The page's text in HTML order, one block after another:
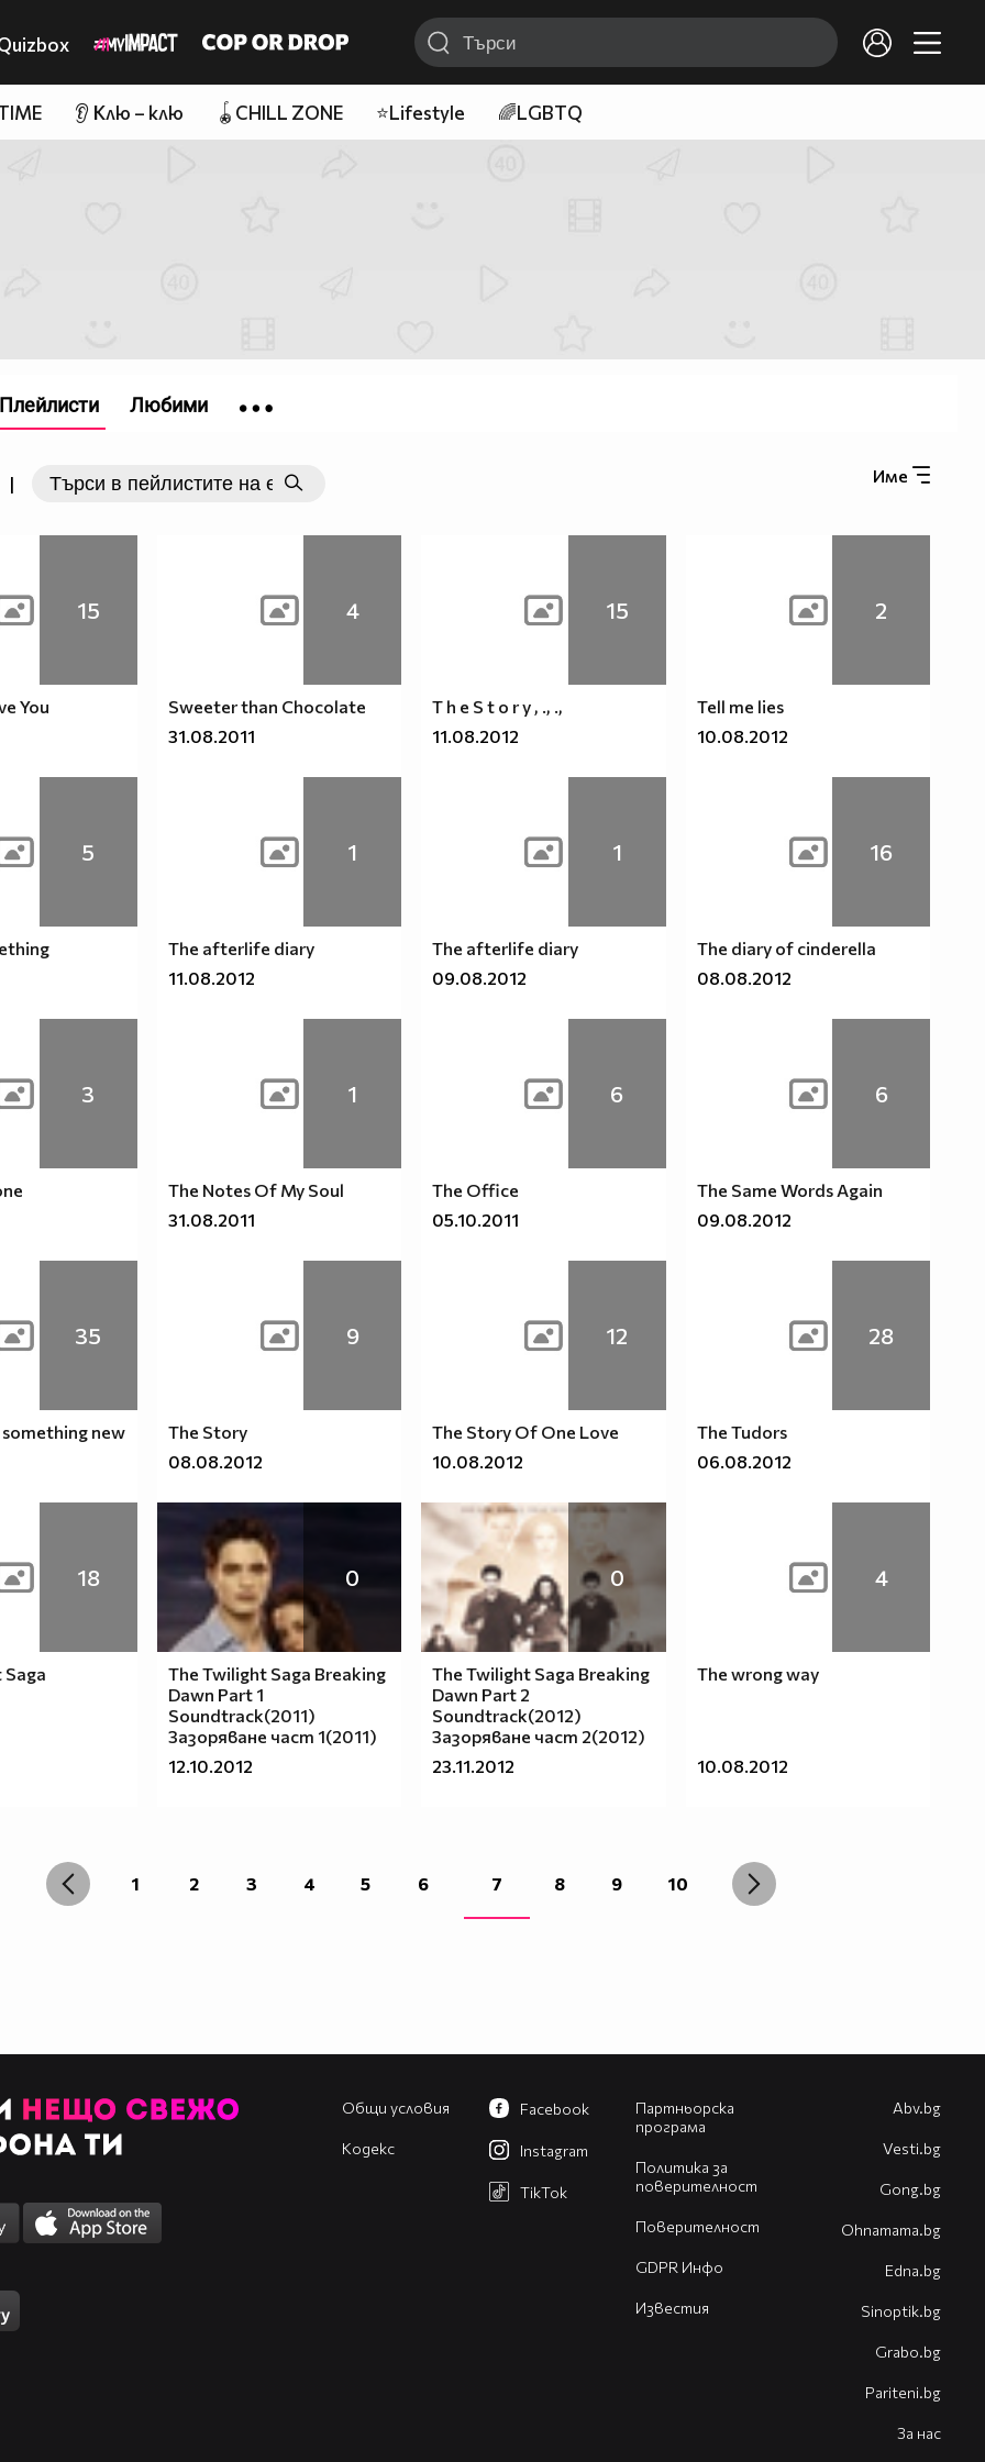
👂 Клю – клю 🪀CHILL ZONE ⭐Lifestyle 🌈LGBTQ
| Име
15
You
4
Sweeter than Chocolate
31.08.2011
15
T h e S t o r y , ., .,
11.08.2012
2
Tell me lies
10.08.2012
5 1
The afterlife diary
11.08.2012
1
The afterlife diary
09.08.2012
16
The diary of cinderella
08.08.2012
3 1
The Notes Of My Soul
31.08.2011
6
The Office
05.10.2011
6
The Same Words Again
09.08.2012
35
new
9
The Story
08.08.2012
12
The Story Of One Love
10.08.2012
28
The Tudors
06.08.2012
18 0
The Twilight Saga Breaking
Dawn Part 1
Soundtrack(2011)
Зазоряване част 1(2011)
12.10.2012
0
The Twilight Saga Breaking
Dawn Part 2
Soundtrack(2012)
Зазоряване част 2(2012)
23.11.2012
4
The wrong way
10.08.2012
1 2 3 4 5 6 7 8 9 10
Плейлисти Любими
Общи условия
Кодекс
Партньорска
програма
Политика за
поверителност
Поверителност
GDPR Инфо
Известия
Facebook
Instagram
TikTok
Abv.bg
Vesti.bg
Gong.bg
Оhnamama.bg
Edna.bg
Sinoptik.bg
Grabo.bg
Pariteni.bg
За нас